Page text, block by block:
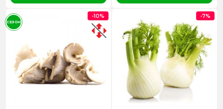
-10%
СЕЗОН
-7%